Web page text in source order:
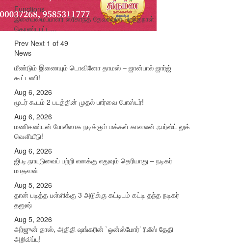
Functions
இசையமைப்பாளர் ஸ்ரீகாந்த் தேவாவின் பிறந்தநாள்
கொண்டாட்ட…
Prev Next 1 of 49
News
மீண்டும் இணையும் டொவினோ தாமஸ் – ஜான்பால் ஜார்ஜ்
கூட்டணி!
Aug 6, 2026
மூடர் கூடம் 2 படத்தின் முதல் பார்வை போஸ்டர்!
Aug 6, 2026
மணிகண்டன் போலீஸாக நடிக்கும் மக்கள் காவலன் ஃபர்ஸ்ட் லுக்
வெளியீடு!
Aug 6, 2026
ஜி.டி.நாயுடுவைப் பற்றி எனக்கு எதுவும் தெரியாது – நடிகர்
மாதவன்
Aug 5, 2026
தான் படித்த பள்ளிக்கு 3 அடுக்கு கட்டிடம் கட்டி தந்த நடிகர்
தனுஷ்
Aug 5, 2026
அர்ஜுன் தாஸ், அதிதி ஷங்கரின் `ஒன்ஸ்மோர்’ ரிலீஸ் தேதி
அறிவிப்பு!